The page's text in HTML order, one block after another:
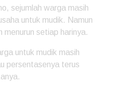
sejumlah warga masih
untuk mudik. Namun
menurun setiap harinya.
untuk mudik masih
persentasenya terus